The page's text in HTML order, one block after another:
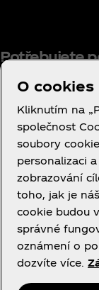
Potřebujete
Smluvní
Oznámení o
spotřebitelů
Nastavení
Oznámení o
Prohlášení
O cookies
Kliknutím na
společnost
soubory
personalizaci
zobrazování
toho, jak je
cookie budou
správné
oznámení o
dozvíte více.